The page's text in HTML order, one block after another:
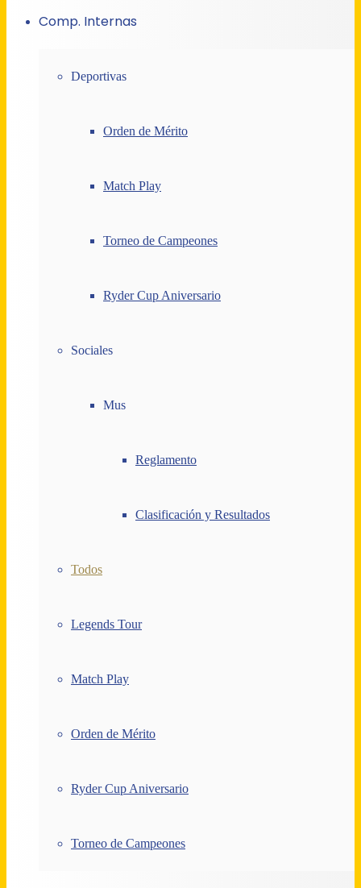
Comp. Internas
Deportivas
Orden de Mérito
Match Play
Torneo de Campeones
Ryder Cup Aniversario
Sociales
Mus
Reglamento
Clasificación y Resultados
Todos
Legends Tour
Match Play
Orden de Mérito
Ryder Cup Aniversario
Torneo de Campeones